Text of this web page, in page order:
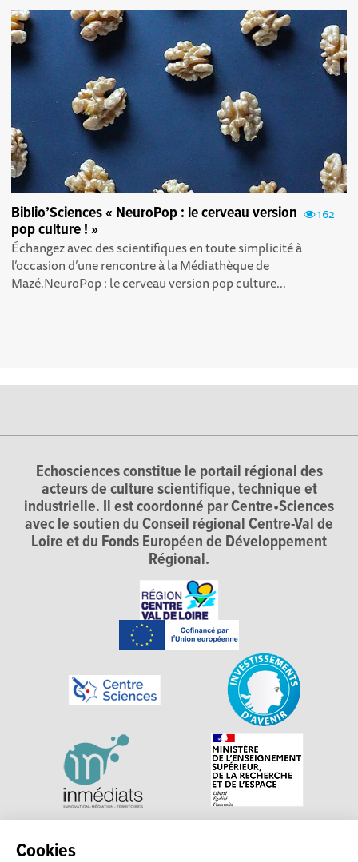
Cookies
162
Biblio’Sciences « NeuroPop : le cerveau version
pop culture ! »
Échangez avec des scientifiques en toute simplicité à
l’occasion d’une rencontre à la Médiathèque de
Mazé.NeuroPop : le cerveau version pop culture...
Echosciences constitue le portail régional des
acteurs de culture scientifique, technique et
industrielle. Il est coordonné par Centre•Sciences
avec le soutien du Conseil régional Centre-Val de
Loire et du Fonds Européen de Développement
Régional.
Explorer, s’exprimer, rentrer en contact : Echosciences